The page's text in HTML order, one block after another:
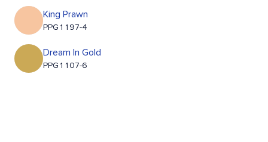
King Prawn
PPG1197-4
Dream In Gold
PPG1107-6